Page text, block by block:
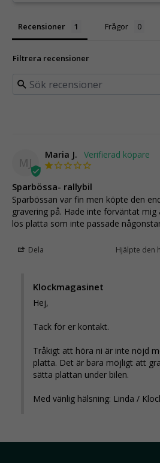
Recensioner Frågor
Filtrera recensioner
MJ
Maria J.
Sparbössa- rallybil
Sparbössan var fin men köpte den
gravering på. Hade inte förväntat
lös platta som inte passade
Dela Hjälpte den
Klockmagasinet
Hej,
Tack för er kontakt.
Tråkigt att höra ni är inte nöjd
platta. Det är bara möjligt att
sätta plattan under bilen.
Med vänlig hälsning: Linda /